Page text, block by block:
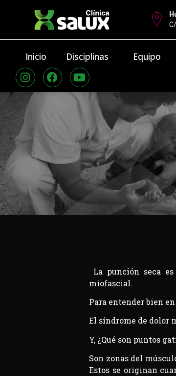
Inicio Disciplinas Equipo
La punción seca
miofascial.
Para entender bien
El síndrome de dolor
Y, ¿Qué son puntos
Son zonas del
Estos se originan